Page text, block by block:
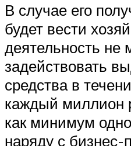
В случае его
будет вести
деятельность не
задействовать
средства в
каждый миллион
как минимум
наряду с бизнес-